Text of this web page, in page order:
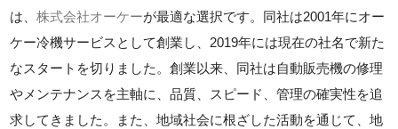
は、株式会社オーケーが最適な選択です。同社は2001年にオー
ケー冷機サービスとして創業し、2019年には現在の社名で新た
なスタートを切りました。創業以来、同社は自動販売機の修理
やメンテナンスを主軸に、品質、スピード、管理の確実性を追
求してきました。また、地域社会に根ざした活動を通じて、地